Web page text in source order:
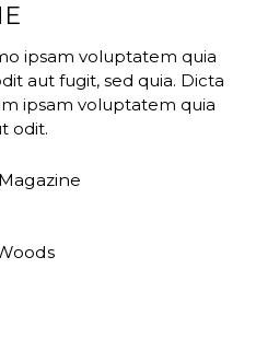
ipsam voluptatem quia
aut fugit, sed quia. Dicta
ipsam voluptatem quia
odit.